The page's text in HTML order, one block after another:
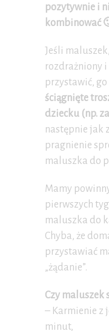
pozytywnie i
kombinować
Jeśli
rozdrażniony
przystawić,
ściągnięte
dziecku (np.
następnie jak
pragnienie
maluszka do
Mamy
pierwszych
maluszka do
Chyba, że
przystawiać
„żądanie”.
Czy maluszek
– Karmienie z
minut,